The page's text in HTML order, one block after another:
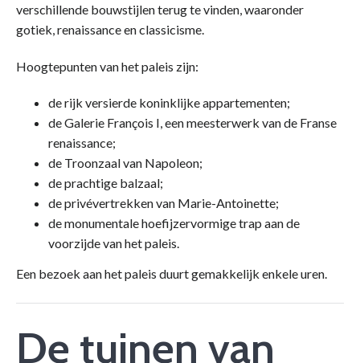
verschillende bouwstijlen terug te vinden, waaronder
gotiek, renaissance en classicisme.
Hoogtepunten van het paleis zijn:
de rijk versierde koninklijke appartementen;
de Galerie François I, een meesterwerk van de Franse
renaissance;
de Troonzaal van Napoleon;
de prachtige balzaal;
de privévertrekken van Marie-Antoinette;
de monumentale hoefijzervormige trap aan de
voorzijde van het paleis.
Een bezoek aan het paleis duurt gemakkelijk enkele uren.
De tuinen van